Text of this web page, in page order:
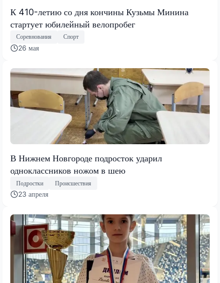
К 410-летию со дня кончины Кузьмы Минина
стартует юбилейный велопробег
Соревнования Спорт
26 мая
В Нижнем Новгороде подросток ударил
одноклассников ножом в шею
Подростки Происшествия
23 апреля